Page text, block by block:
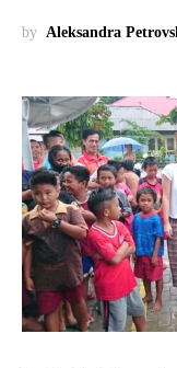
by Aleksandra